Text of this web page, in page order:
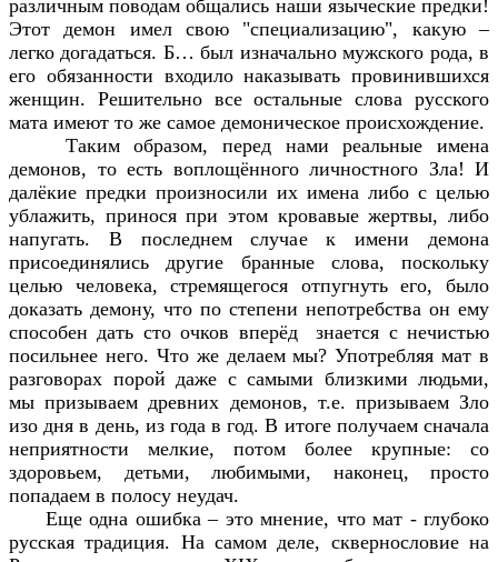
различным поводам общались наши языческие предки!
Этот демон имел свою "специализацию", какую –
легко догадаться. Б… был изначально мужского рода, в
его обязанности входило наказывать провинившихся
женщин. Решительно все остальные слова русского
мата имеют то же самое демоническое происхождение.
Таким образом, перед нами реальные имена
демонов, то есть воплощённого личностного Зла! И
далёкие предки произносили их имена либо с целью
ублажить, принося при этом кровавые жертвы, либо
напугать. В последнем случае к имени демона
присоединялись другие бранные слова, поскольку
целью человека, стремящегося отпугнуть его, было
доказать демону, что по степени непотребства он ему
способен дать сто очков вперёд знается с нечистью
посильнее него. Что же делаем мы? Употребляя мат в
разговорах порой даже с самыми близкими людьми,
мы призываем древних демонов, т.е. призываем Зло
изо дня в день, из года в год. В итоге получаем сначала
неприятности мелкие, потом более крупные: со
здоровьем, детьми, любимыми, наконец, просто
попадаем в полосу неудач.
Еще одна ошибка – это мнение, что мат - глубоко
русская традиция. На самом деле, сквернословие на